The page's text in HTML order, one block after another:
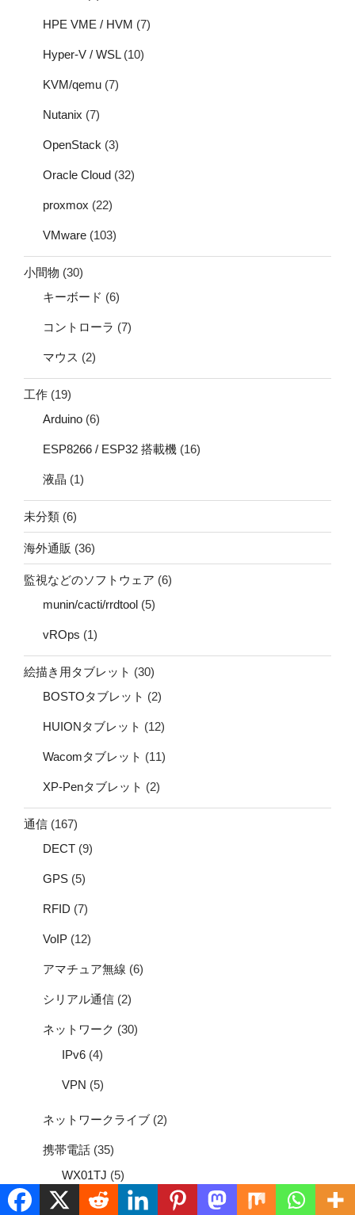
HPE VME / HVM (7)
Hyper-V / WSL(10)
KVM/qemu (7)
Nutanix (7)
OpenStack (3)
Oracle Cloud (32)
proxmox (22)
VMware (103)
小間物 (30)
キーボード (6)
コントローラ (7)
マウス (2)
工作 (19)
Arduino (6)
ESP8266 / ESP32 搭載機 (16)
液晶 (1)
未分類 (6)
海外通販 (36)
監視などのソフトウェア (6)
munin/cacti/rrdtool (5)
vROps (1)
絵描き用タブレット (30)
BOSTOタブレット (2)
HUIONタブレット (12)
Wacomタブレット (11)
XP-Penタブレット (2)
通信 (167)
DECT (9)
GPS (5)
RFID (7)
VoIP (12)
アマチュア無線 (6)
シリアル通信 (2)
ネットワーク (30)
IPv6 (4)
VPN (5)
ネットワークライブ (2)
携帯電話 (35)
WX01TJ (5)
放送(20)